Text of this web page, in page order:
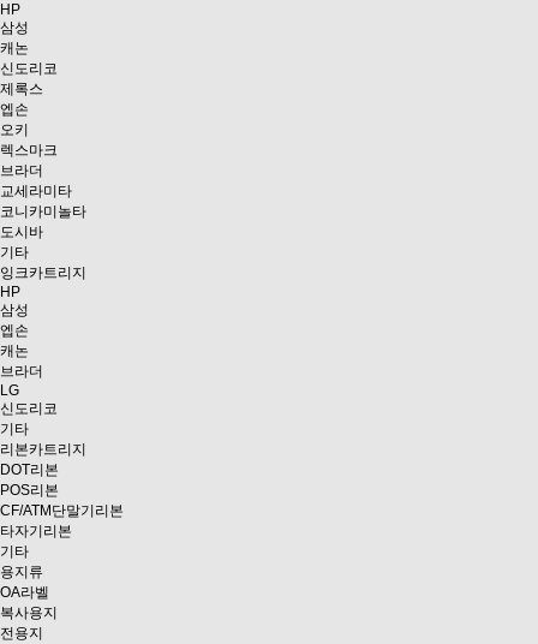
HP
삼성
캐논
신도리코
제록스
엡손
오키
렉스마크
브라더
교세라미타
코니카미놀타
도시바
기타
잉크카트리지
HP
삼성
엡손
캐논
브라더
LG
신도리코
기타
리본카트리지
DOT리본
POS리본
CF/ATM단말기리본
타자기리본
기타
용지류
OA라벨
복사용지
전용지